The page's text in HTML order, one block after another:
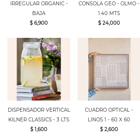
IRREGULAR ORGANIC -
BAJA
$ 6,900
CONSOLA GEO - OLMO -
1.40 MTS
$ 24,000
DISPENSADOR VERTICAL
KILNER CLASSICS - 3 LTS
$ 1,600
CUADRO OPTICAL -
LINOS 1 - 60 X 60
$ 2,600